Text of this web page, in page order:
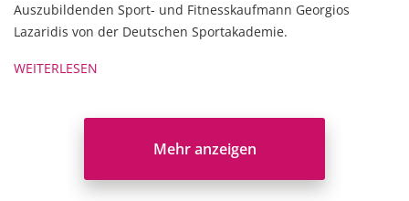
Auszubildenden Sport- und Fitnesskaufmann Georgios
Lazaridis von der Deutschen Sportakademie.
WEITERLESEN
Mehr anzeigen